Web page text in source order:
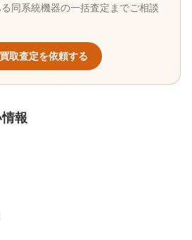
同系統機器の一括査定までご相談
取査定を依頼する
報